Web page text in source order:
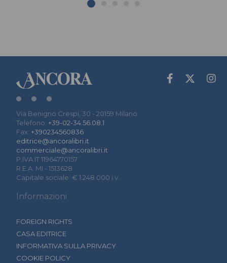
Via Benigno Crespi, 30 - 20159 Milano
Telefono: +39-02-34.56.08.1
Fax: +390234560836
editrice@ancoralibri.it
commerciale@ancoralibri.it
P.IVA IT 11964770157
R.E.A. MI - 1513628
Capitale sociale: € 1.248.000 i.v.
Informazioni
FOREIGN RIGHTS
CASA EDITRICE
INFORMATIVA SULLA PRIVACY
COOKIE POLICY